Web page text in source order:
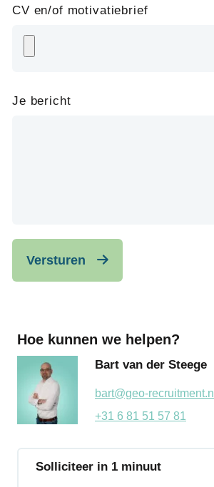
CV en/of motivatiebrief
Je bericht
Versturen
Hoe kunnen we helpen?
Bart van der Steege
bart@geo-recruitment.nl
+31 6 81 51 57 81
Solliciteer in 1 minuut